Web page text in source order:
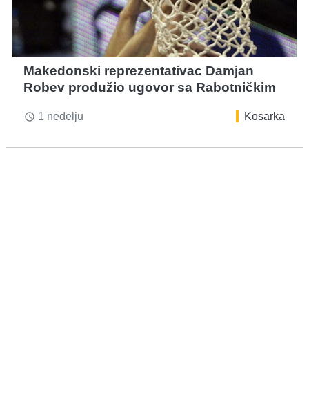
Makedonski reprezentativac Damjan
Robev produžio ugovor sa Rabotničkim
access_time 1 nedelju Kosarka